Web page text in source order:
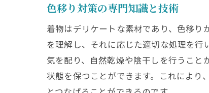
色移り対策の専門知識と技術
着物はデリケートな素材であり、色移り
を理解し、それに応じた適切な処理を
気を配り、自然乾燥や陰干しを行うこ
状態を保つことができます。これにより